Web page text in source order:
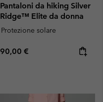
Pantaloni da hiking Silver
Ridge™ Elite da donna
Protezione solare
Regular price:
90,00 €